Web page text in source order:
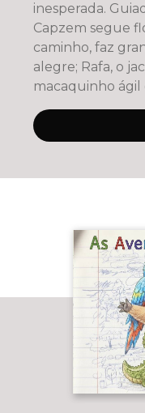
inesperada.
Capzem segue
caminho, faz
alegre; Rafa, o
macaquinho ágil